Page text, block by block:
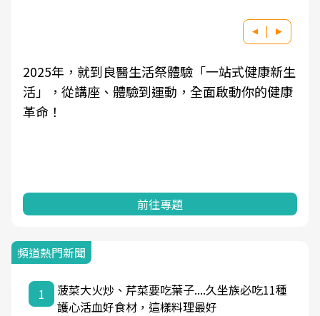
良醫健康網從「換季的身體變化」出發，透過醫
學觀點與日常感受的對話，建立對亞健康的認
知，進而引導實際的改善行動。
前往專題
頻道熱門新聞
1
菠菜大火炒、芹菜要吃葉子....久坐族必吃11種
護心活血好食材，這樣料理最好